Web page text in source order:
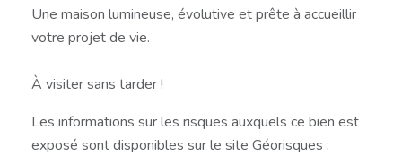
Une maison lumineuse, évolutive et prête à accueillir
votre projet de vie.
À visiter sans tarder !
Les informations sur les risques auxquels ce bien est
exposé sont disponibles sur le site Géorisques :